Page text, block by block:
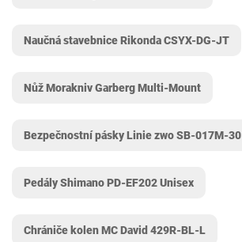
Naučná stavebnice Rikonda CSYX-DG-JT
Nůž Morakniv Garberg Multi-Mount
Bezpečnostní pásky ‎Linie zwo SB-017M-30
Pedály Shimano PD-EF202 Unisex
Chrániče kolen MC David 429R-BL-L